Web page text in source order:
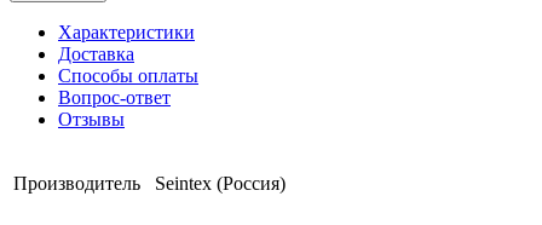
Характеристики
Доставка
Способы оплаты
Вопрос-ответ
Отзывы
Производитель Seintex (Россия)